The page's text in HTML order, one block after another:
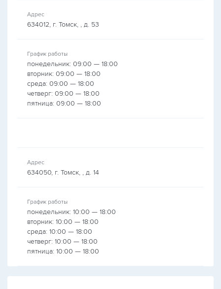
Адрес
634012, г. Томск, , д. 53
График работы
понедельник: 09:00 — 18:00
вторник: 09:00 — 18:00
среда: 09:00 — 18:00
четверг: 09:00 — 18:00
пятница: 09:00 — 18:00
Адрес
634050, г. Томск, , д. 14
График работы
понедельник: 10:00 — 18:00
вторник: 10:00 — 18:00
среда: 10:00 — 18:00
четверг: 10:00 — 18:00
пятница: 10:00 — 18:00